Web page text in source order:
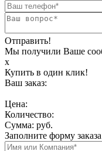
Отправить!
Мы получили Ваше
х
Купить в один клик!
Ваш заказ:
Цена:
Количество:
Сумма: руб.
Заполните форму заказа